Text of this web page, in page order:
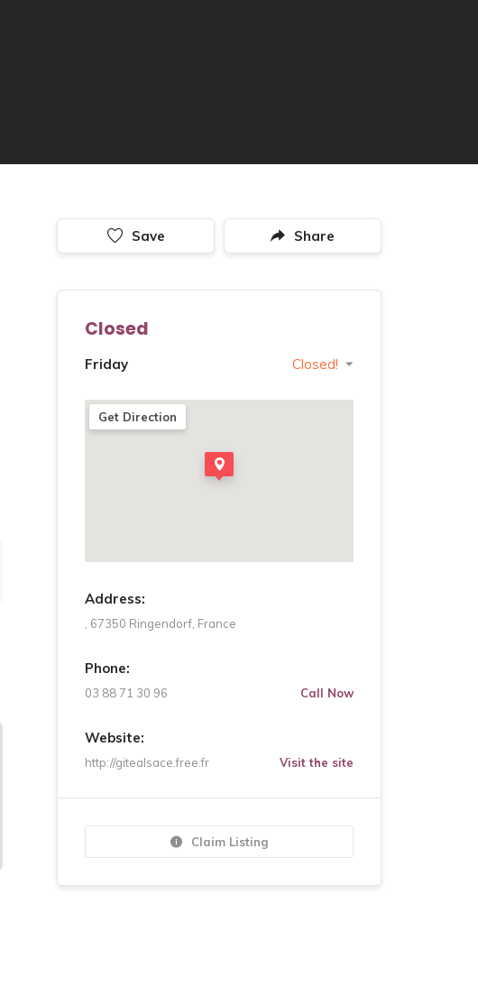
Save Share
Closed
Friday Closed!
Get Direction
Address:
, 67350 Ringendorf, France
Phone:
03 88 71 30 96 Call Now
Website:
http://gitealsace.free.fr Visit the site
Claim Listing